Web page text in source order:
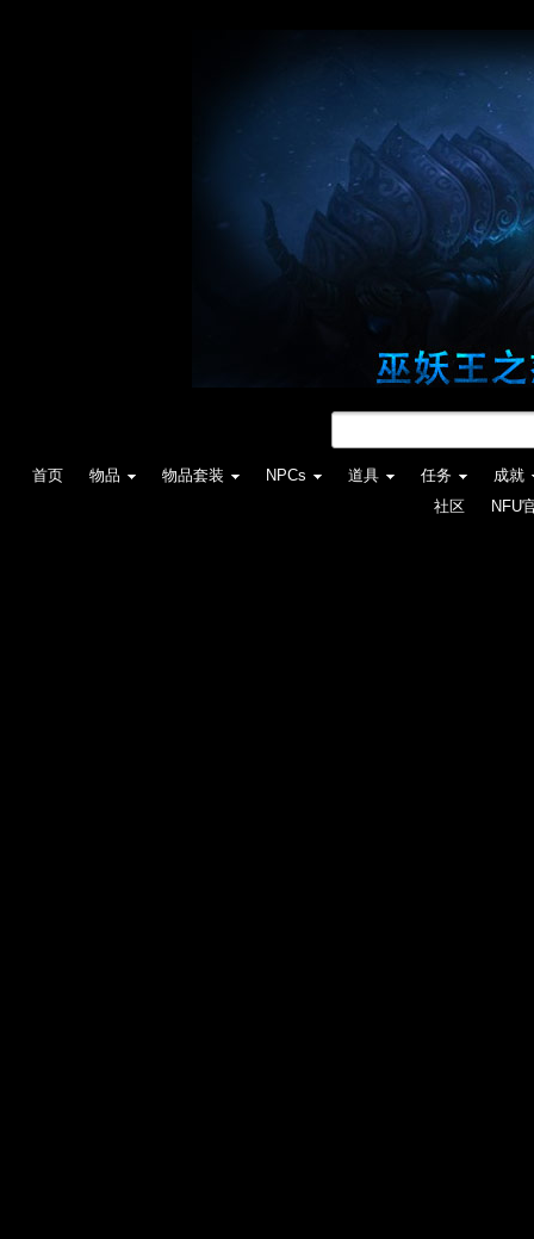
首页 物品 物品套装 NPCs 道具 任务
成就
社区
NFU